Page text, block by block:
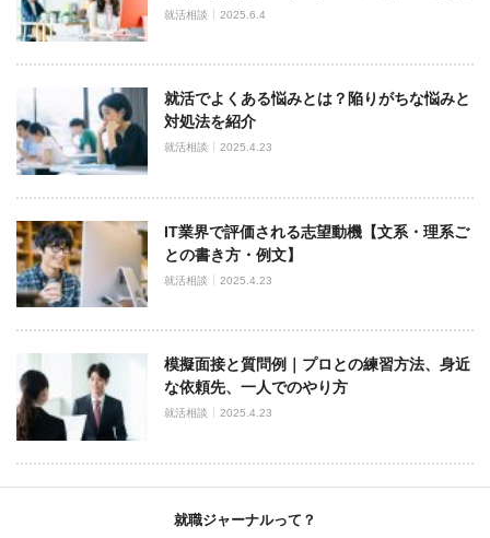
就活相談 2025.6.4
就活でよくある悩みとは？陥りがちな悩みと
対処法を紹介
就活相談 2025.4.23
IT業界で評価される志望動機【文系・理系ご
との書き方・例文】
就活相談 2025.4.23
模擬面接と質問例｜プロとの練習方法、身近
な依頼先、一人でのやり方
就活相談 2025.4.23
就職ジャーナルって？